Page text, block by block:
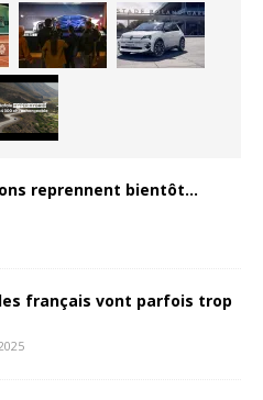
reprennent bientôt…
les français vont parfois trop